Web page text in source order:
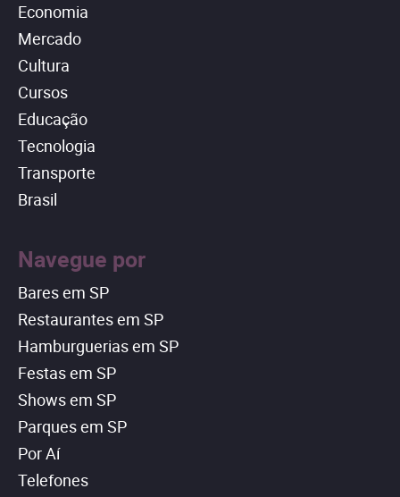
Economia
Mercado
Cultura
Cursos
Educação
Tecnologia
Transporte
Brasil
Navegue por
Bares em SP
Restaurantes em SP
Hamburguerias em SP
Festas em SP
Shows em SP
Parques em SP
Por Aí
Telefones